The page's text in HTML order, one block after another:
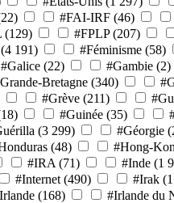
#FAI-IRF (46)
(129) #FPLP (207)
(4 191) #Féminisme (58)
#Galice (22) #Gambie (2)
Bretagne (340)
#Grève (211)
#Guinée (35)
(3 299) #Géorgie
(48) #Hong-
#IRA (71) #Inde (1
#Internet (490) #Irak
(168) #Irlande du